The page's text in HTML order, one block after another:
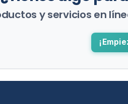
y servicios en